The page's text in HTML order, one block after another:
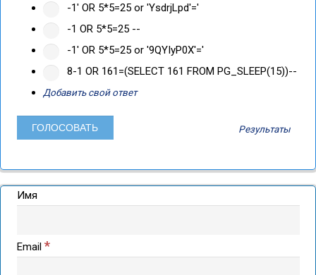
-1' OR 5*5=25 or 'YsdrjLpd'='
-1 OR 5*5=25 --
-1' OR 5*5=25 or '9QYIyP0X'='
8-1 OR 161=(SELECT 161 FROM PG_SLEEP(15))--
Добавить свой ответ
Результаты
Имя
Email *